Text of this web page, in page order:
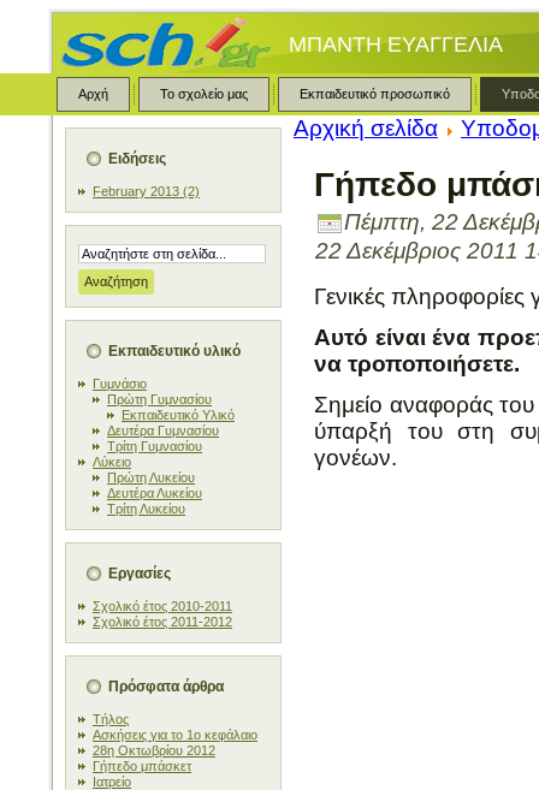
ΜΠΑΝΤΗ ΕΥΑΓΓΕΛΙΑ
Αρχή Το σχολείο μας Εκπαιδευτικό προσωπικό
Ειδήσεις
February 2013 (2)
Εκπαιδευτικό υλικό
Γυμνάσιο
Πρώτη Γυμνασίου
Εκπαιδευτικό Υλικό
Δευτέρα Γυμνασίου
Τρίτη Γυμνασίου
Λύκειο
Πρώτη Λυκείου
Δευτέρα Λυκείου
Τρίτη Λυκείου
Εργασίες
Σχολικό έτος 2010-2011
Σχολικό έτος 2011-2012
Πρόσφατα άρθρα
Τήλος
Ασκήσεις για το 1ο κεφάλαιο
28η Οκτωβρίου 2012
Γήπεδο μπάσκετ
Ιατρείο
Αρχική σελίδα
Γήπεδο
Πέμπτη, 22
22 Δεκέμβριος 2011
Γενικές
Αυτό είναι ένα
να τροποποιήσετε.
Σημείο αναφοράς του
ύπαρξή του στη
γονέων.